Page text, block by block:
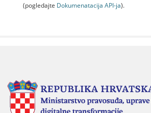
(pogledajte Dokumenаtаcijа API-jа).